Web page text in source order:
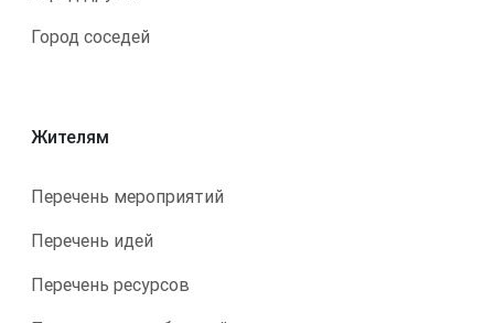
Город соседей
Жителям
Перечень мероприятий
Перечень идей
Перечень ресурсов